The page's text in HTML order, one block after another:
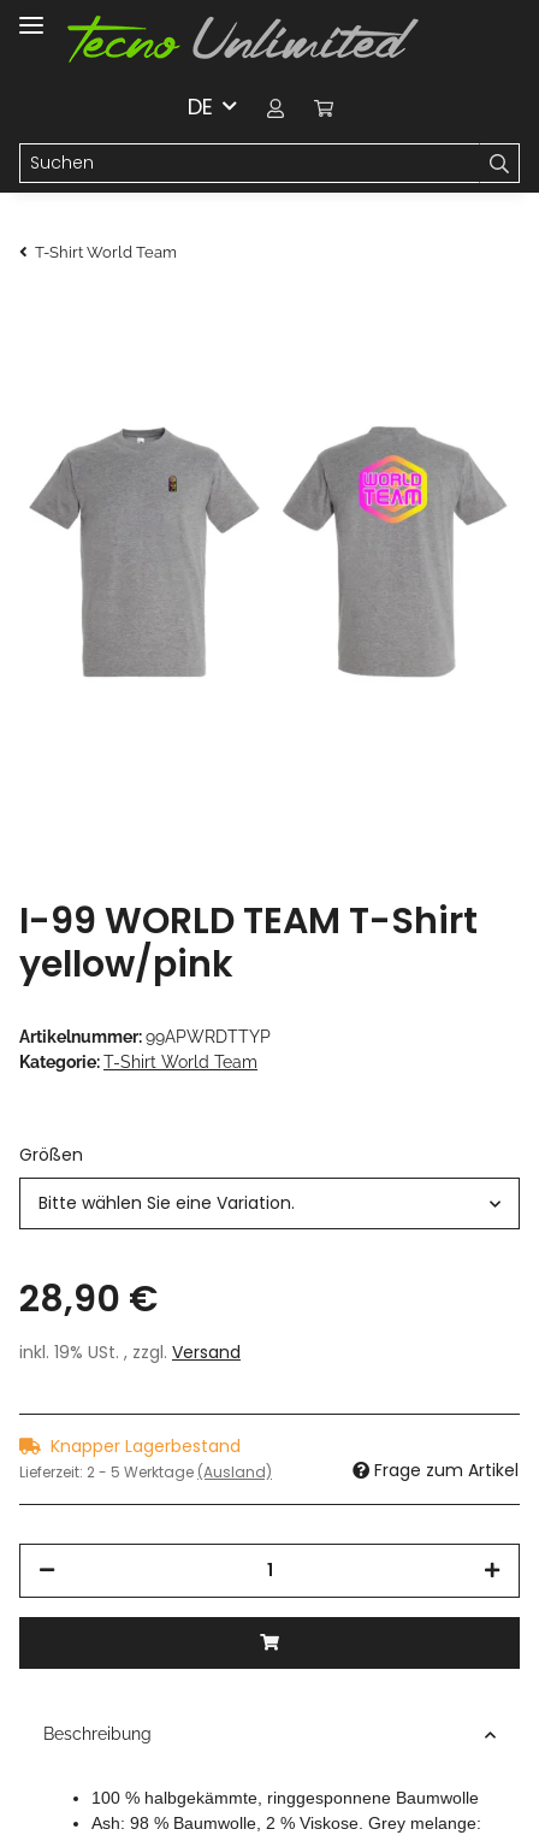
DE
T-Shirt World Team
I-99 WORLD TEAM T-Shirt
yellow/pink
Artikelnummer:99APWRDTTYP
Kategorie:T-Shirt World Team
Größen
Bitte wählen Sie eine Variation.
28,90 €
inkl. 19% USt. , zzgl. Versand
Knapper Lagerbestand
Lieferzeit: 2 - 5 Werktage (Ausland) Frage zum Artikel
Beschreibung
100 % halbgekämmte, ringgesponnene Baumwolle
Ash: 98 % Baumwolle, 2 % Viskose. Grey melange: